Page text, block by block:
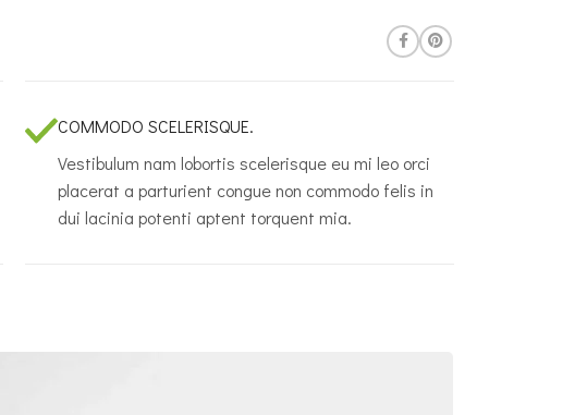
COMMODO SCELERISQUE.
Vestibulum nam lobortis scelerisque eu mi leo orci
placerat a parturient congue non commodo felis in
dui lacinia potenti aptent torquent mia.